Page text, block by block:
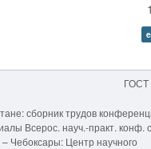
ГОСТ
сборник трудов
Всерос. науч.-практ. конф. с
Чебоксары: Центр научного